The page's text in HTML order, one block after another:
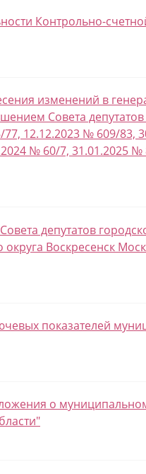
Контрольно-
изменений в
Совета депутатов
12.12.2023 № 609/83,
№ 60/7, 31.01.2025
депутатов
Воскресенск
показателей
о